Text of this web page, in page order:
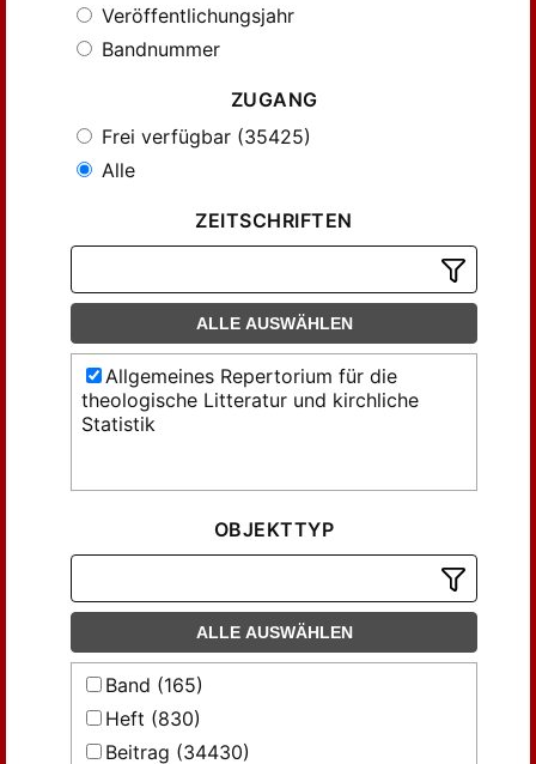
Veröffentlichungsjahr
Bandnummer
ZUGANG
Frei verfügbar (35425)
Alle
ZEITSCHRIFTEN
ALLE AUSWÄHLEN
Allgemeines Repertorium für die
theologische Litteratur und kirchliche
Statistik
OBJEKTTYP
ALLE AUSWÄHLEN
Band (165)
Heft (830)
Beitrag (34430)